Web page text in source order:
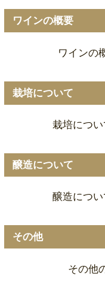
ワインの概要
ワインの
栽培について
栽培につい
醸造について
醸造につい
その他
その他